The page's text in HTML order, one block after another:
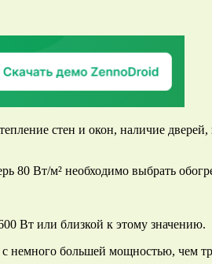
стен и окон, наличие
80 Вт/м² необходимо выбрать
Вт или близкой к этому значению.
большей мощностью, чем